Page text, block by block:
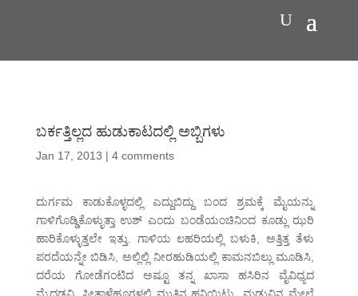
ಬರ್ಕತ್ತಿಲ್ಲದ ಹುಡುಕಾಟದಲ್ಲಿ ಅಬ್ಬಿಗಳು
Jan 17, 2013 | 4 comments
ದುರ್ಗಮ ಕಾಡುಕೊಳ್ಳದಲ್ಲಿ ಎದ್ದುಬಿದ್ದು ಬಂದ ಶ್ರಮಕ್ಕೆ ಮೈಯನ್ನು
ಗಾಳಿಗೊಡ್ಡಿಕೊಳ್ಳುತ್ತಾ ಉಶ್ ಎಂದು ಬಂಡೆಯಂಚಿನಿಂದ ಕೂಡ್ಲು ಝರಿ
ಹಾರಿಕೊಳ್ಳುತ್ತಲೇ ಇತ್ತು. ಗಾಳಿಯ ಲಹರಿಯಲ್ಲಿ ಬಳುಕಿ, ಅತ್ತಿತ್ತ ತೆಳು
ಪರದೆಯನ್ನೇ ಬಿಡಿಸಿ, ಅಲ್ಲಿಲ್ಲಿ ನೀರಹುಡಿಯಲ್ಲಿ ಕಾಮನಬಿಲ್ಲು ಮೂಡಿಸಿ,
ದರೆಯ ಗೋಡೆಗಂಟಿದ ಅಷ್ಟೂ ತನ್ನ ಖಾಸಾ ಹಸಿರಿನ ವೈವಿಧ್ಯದ